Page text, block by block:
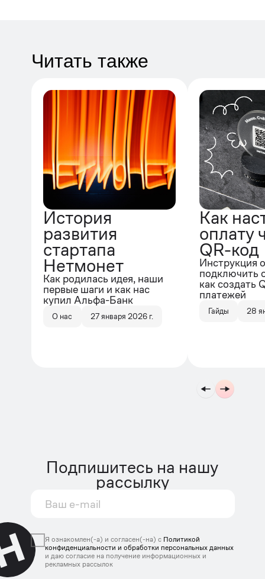
Читать также
История
развития
стартапа
Нетмонет
Как родилась идея, наши
первые шаги и как нас
купил Альфа-Банк
О нас 27 января 2026 г.
Как
оплату
QR-код
Инструкция
подключить
как создать
платежей
Гайды 28
@netmonet.co
Политика конфиденциальности и обработки
персональных данных платформы Нетмонет